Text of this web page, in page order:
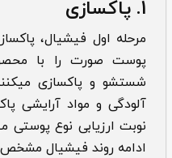
1. پاکسازی
مرحله اول فیشیال،
پوست صورت را با
شستشو و پاکسازی
آلودگی و مواد
نوبت ارزیابی نوع
ادامه روند فیشیال